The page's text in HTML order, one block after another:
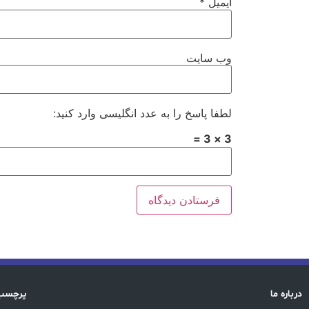
وب‌ سایت
لطفا پاسخ را به عدد انگلیسی وارد کنید:
3 × 3 =
درباره ما